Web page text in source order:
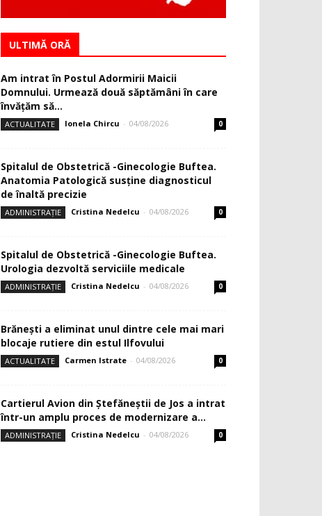
ULTIMĂ ORĂ
Am intrat în Postul Adormirii Maicii
Domnului. Urmează două săptămâni în care
învăţăm să...
ACTUALITATE Ionela Chircu - 04/08/2026 0
Spitalul de Obstetrică -Ginecologie Buftea.
Anatomia Patologică susţine diagnosticul
de înaltă precizie
ADMINISTRAȚIE Cristina Nedelcu - 04/08/2026 0
Spitalul de Obstetrică -Ginecologie Buftea.
Urologia dezvoltă serviciile medicale
ADMINISTRAȚIE Cristina Nedelcu - 04/08/2026 0
Brănești a eliminat unul dintre cele mai mari
blocaje rutiere din estul Ilfovului
ACTUALITATE Carmen Istrate - 04/08/2026 0
Cartierul Avion din Ştefăneştii de Jos a intrat
într-un amplu proces de modernizare a...
ADMINISTRAȚIE Cristina Nedelcu - 04/08/2026 0